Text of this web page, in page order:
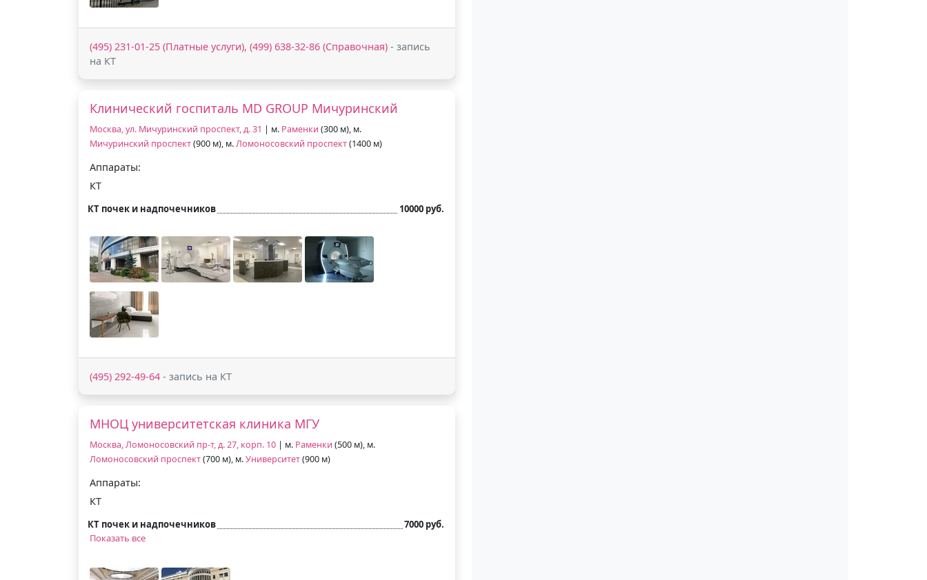
(495) 231-01-25 (Платные услуги), (499) 638-32-86 (Справочная) - запись
на КТ
Клинический госпиталь MD GROUP Мичуринский
Москва, ул. Мичуринский проспект, д. 31 | м. Раменки (300 м), м.
Мичуринский проспект(900 м), м.Ломоносовский проспект(1400 м)
Аппараты:
КТ
КТ почек и надпочечников 10000 руб.
(495) 292-49-64 - запись на КТ
МНОЦ университетская клиника МГУ
Москва, Ломоносовский пр-т, д. 27, корп. 10 | м. Раменки (500 м), м.
Ломоносовский проспект(700 м), м.Университет(900 м)
Аппараты:
КТ
КТ почек и надпочечников
7000 руб.
Показать все